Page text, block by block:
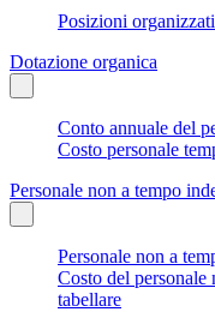
Posizioni
Dotazione organica
Conto annuale del
Costo personale
Personale non a tempo
Personale non a
Costo del
tabellare